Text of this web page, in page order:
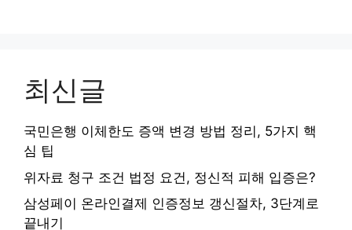
최신글
국민은행 이체한도 증액 변경 방법 정리, 5가지 핵
심 팁
위자료 청구 조건 법정 요건, 정신적 피해 입증은?
삼성페이 온라인결제 인증정보 갱신절차, 3단계로
끝내기